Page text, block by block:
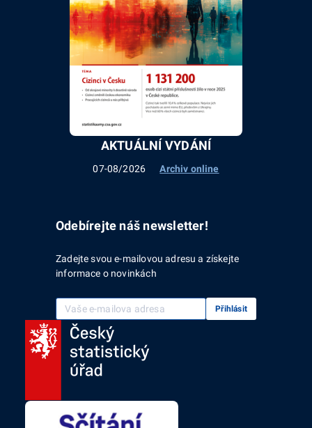
AKTUÁLNÍ VYDÁNÍ
07-08/2026 Archiv online
Odebírejte náš newsletter!
Zadejte svou e-mailovou adresu a získejte
informace o novinkách
Vaše e-mailová adresa Přihlásit